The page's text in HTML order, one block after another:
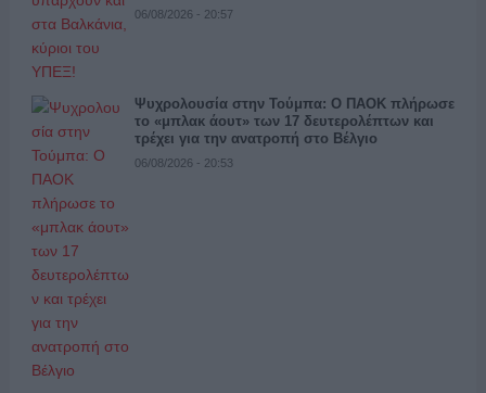
06/08/2026 - 20:57
Ψυχρολουσία στην Τούμπα: Ο ΠΑΟΚ πλήρωσε
το «μπλακ άουτ» των 17 δευτερολέπτων και
τρέχει για την ανατροπή στο Βέλγιο
06/08/2026 - 20:53